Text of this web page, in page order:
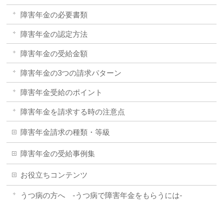
障害年金の必要書類
障害年金の認定方法
障害年金の受給金額
障害年金の3つの請求パターン
障害年金受給のポイント
障害年金を請求する時の注意点
障害年金請求の種類・等級
障害年金の受給事例集
お役立ちコンテンツ
うつ病の方へ -うつ病で障害年金をもらうには-